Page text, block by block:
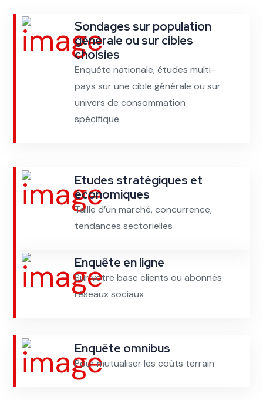
Sondages sur population
générale ou sur cibles
choisies
Enquête nationale, études multi-
pays sur une cible générale ou sur
univers de consommation
spécifique
Etudes stratégiques et
économiques
Taille d’un marché, concurrence,
tendances sectorielles
Enquête en ligne
Sur votre base clients ou abonnés
réseaux sociaux
Enquête omnibus
Pour mutualiser les coûts terrain